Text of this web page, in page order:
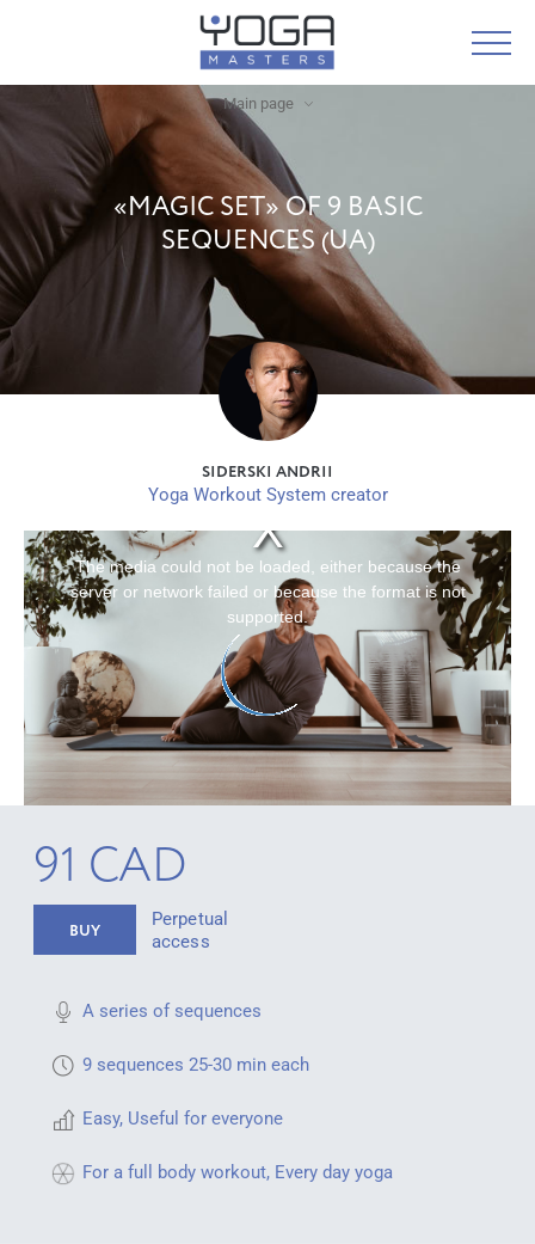
Main page
«MAGIC SET» OF 9 BASIC
SEQUENCES (UA)
SIDERSKI ANDRII
Yoga Workout System creator
The media could not be loaded, either because the
server or network failed or because the format is not
supported.
91 CAD
BUY
Perpetual
access
A series of sequences
9 sequences 25-30 min each
Easy, Useful for everyone
For a full body workout, Every day yoga